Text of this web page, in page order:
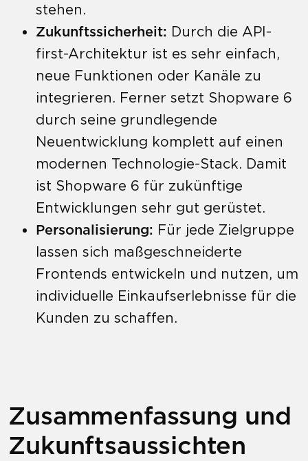
stehen.
Zukunftssicherheit: Durch die API-
first-Architektur ist es sehr einfach,
neue Funktionen oder Kanäle zu
integrieren. Ferner setzt Shopware 6
durch seine grundlegende
Neuentwicklung komplett auf einen
modernen Technologie-Stack. Damit
ist Shopware 6 für zukünftige
Entwicklungen sehr gut gerüstet.
Personalisierung: Für jede Zielgruppe
lassen sich maßgeschneiderte
Frontends entwickeln und nutzen, um
individuelle Einkaufserlebnisse für die
Kunden zu schaffen.
Zusammenfassung und
Zukunftsaussichten